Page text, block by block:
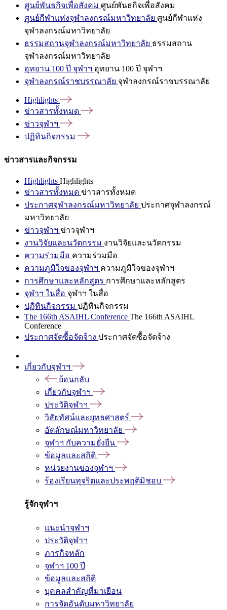
ศูนย์พันธกิจเพื่อสังคม ศูนย์พันธกิจเพื่อสังคม
ศูนย์กีฬาแห่งจุฬาลงกรณ์มหาวิทยาลัย ศูนย์กีฬาแห่ง
จุฬาลงกรณ์มหาวิทยาลัย
ธรรมสถานจุฬาลงกรณ์มหาวิทยาลัย ธรรมสถาน
จุฬาลงกรณ์มหาวิทยาลัย
อุทยาน 100 ปี จุฬาฯ อุทยาน 100 ปี จุฬาฯ
จุฬาลงกรณ์ราชบรรณาลัย จุฬาลงกรณ์ราชบรรณาลัย
Highlights
ข่าวสารทั้งหมด
ข่าวจุฬาฯ
ปฏิทินกิจกรรม
ข่าวสารและกิจกรรม
Highlights Highlights
ข่าวสารทั้งหมด ข่าวสารทั้งหมด
ประกาศจุฬาลงกรณ์มหาวิทยาลัย ประกาศจุฬาลงกรณ์
มหาวิทยาลัย
ข่าวจุฬาฯ ข่าวจุฬาฯ
งานวิจัยและนวัตกรรม งานวิจัยและนวัตกรรม
ความร่วมมือ ความร่วมมือ
ความภูมิใจของจุฬาฯ ความภูมิใจของจุฬาฯ
การศึกษาและหลักสูตร การศึกษาและหลักสูตร
จุฬาฯ ในสื่อ จุฬาฯ ในสื่อ
ปฏิทินกิจกรรม ปฏิทินกิจกรรม
The 166th ASAIHL Conference The 166th ASAIHL
Conference
ประกาศจัดซื้อจัดจ้าง ประกาศจัดซื้อจัดจ้าง
เกี่ยวกับจุฬาฯ
ย้อนกลับ
เกี่ยวกับจุฬาฯ
ประวัติจุฬาฯ
วิสัยทัศน์และยุทธศาสตร์
อัตลักษณ์มหาวิทยาลัย
จุฬาฯ กับความยั่งยืน
ข้อมูลและสถิติ
หน่วยงานของจุฬาฯ
ร้องเรียนทุจริตและประพฤติมิชอบ
รู้จักจุฬาฯ
แนะนำจุฬาฯ
ประวัติจุฬาฯ
ภารกิจหลัก
จุฬาฯ 100 ปี
ข้อมูลและสถิติ
บุคคลสำคัญที่มาเยือน
การจัดอันดับมหาวิทยาลัย